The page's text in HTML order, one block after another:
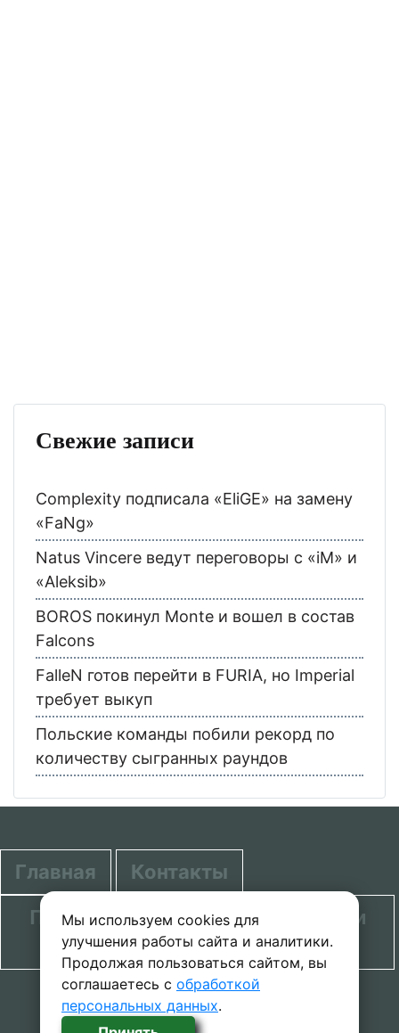
Мы используем cookies для
улучшения работы сайта и аналитики.
Продолжая пользоваться сайтом, вы
соглашаетесь с обработкой
персональных данных.
Свежие записи
Complexity подписала «EliGE» на замену
«FaNg»
Natus Vincere ведут переговоры с «iM» и
«Aleksib»
BOROS покинул Monte и вошел в состав
Falcons
FalleN готов перейти в FURIA, но Imperial
требует выкуп
Польские команды побили рекорд по
количеству сыгранных раундов
Главная
Контакты
Политика в отношении обработки
персональных данных
© 2020-2026 проект SecretGuide.RU При
копировании материалов сcылка на сайт